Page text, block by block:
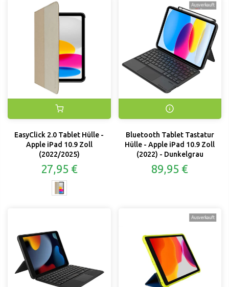
EasyClick 2.0 Tablet Hülle -
Apple iPad 10.9 Zoll
(2022/2025)
27,95 €
Ausverkauft
Bluetooth Tablet Tastatur
Hülle - Apple iPad 10.9 Zoll
(2022) - Dunkelgrau
89,95 €
Ausverkauft